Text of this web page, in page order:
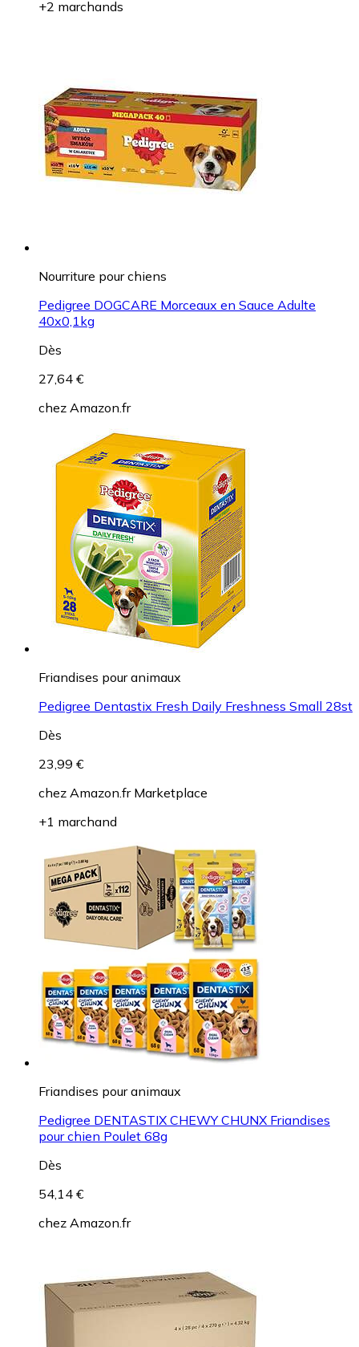
+2 marchands
Nourriture pour chiens
Pedigree DOGCARE Morceaux en Sauce Adulte
40x0,1kg
Dès
27,64 €
chez Amazon.fr
Friandises pour animaux
Pedigree Dentastix Fresh Daily Freshness Small 28st
Dès
23,99 €
chez Amazon.fr Marketplace
+1 marchand
Friandises pour animaux
Pedigree DENTASTIX CHEWY CHUNX Friandises
pour chien Poulet 68g
Dès
54,14 €
chez Amazon.fr